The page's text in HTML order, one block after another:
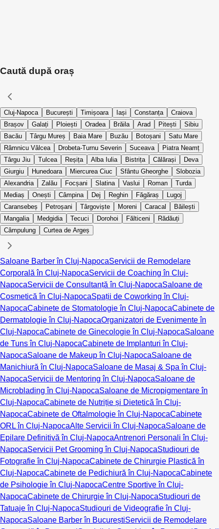
Caută după oraș
Cluj-Napoca București Timișoara Iași Constanța
Craiova
Brașov
Galați Ploiești Oradea Brăila Arad Pitești
Sibiu
Bacău
Târgu Mureș Baia Mare Buzău Botoșani
Satu Mare
Râmnicu Vâlcea
Drobeta-Turnu Severin Suceava
Piatra Neamț
Târgu Jiu
Tulcea Reșița Alba Iulia Bistrița Călărași
Deva
Giurgiu
Hunedoara Miercurea Ciuc Sfântu Gheorghe
Slobozia
Alexandria
Zalău Focșani Slatina Vaslui Roman
Turda
Mediaș
Onești Câmpina Dej Reghin Făgăraș
Lugoj
Caransebeș
Petroșani Târgoviște Moreni Caracal
Băilești
Mangalia
Medgidia Tecuci Dorohoi Fălticeni
Rădăuți
Câmpulung
Curtea de Argeș
Saloane Barber în Cluj-NapocaServicii de Remodelare
Corporală în Cluj-NapocaServicii de Coaching în Cluj-
NapocaServicii de Consultanță în Cluj-NapocaSaloane de
Cosmetică în Cluj-NapocaSpații de Coworking în Cluj-
NapocaCabinete de Stomatologie în Cluj-NapocaCabinete de
Dermatologie în Cluj-NapocaOrganizatori de Evenimente în
Cluj-NapocaCabinete de Ginecologie în Cluj-NapocaSaloane
de Tuns în Cluj-NapocaCabinete de Implanturi în Cluj-
NapocaSaloane de Makeup în Cluj-NapocaSaloane de
Manichiură în Cluj-NapocaSaloane de Masaj & Spa în Cluj-
NapocaServicii de Mentoring în Cluj-NapocaSaloane de
Microblading în Cluj-NapocaSaloane de Micropigmentare în
Cluj-NapocaCabinete de Nutriție și Dietetică în Cluj-
NapocaCabinete de Oftalmologie în Cluj-NapocaCabinete
ORL în Cluj-NapocaAlte Servicii în Cluj-NapocaSaloane de
Epilare Definitivă în Cluj-NapocaAntrenori Personali în Cluj-
NapocaServicii Pet Grooming în Cluj-NapocaStudiouri de
Fotografie în Cluj-NapocaCabinete de Chirurgie Plastică în
Cluj-NapocaCabinete de Pedichiură în Cluj-NapocaCabinete
de Psihologie în Cluj-NapocaCentre Sportive în Cluj-
NapocaCabinete de Chirurgie în Cluj-NapocaStudiouri de
Tatuaje în Cluj-NapocaStudiouri de Videografie în Cluj-
NapocaSaloane Barber în BucureștiServicii de Remodelare